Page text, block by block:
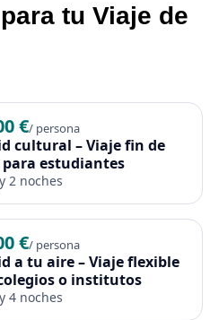
Málaga, Catedral de la
de Gibralfaro, Museo
toda la estancia.
(puede añadirse como
programa.
tu Viaje de
€/ persona
cultural – Viaje fin de
estudiantes
2 noches
€/ persona
a tu aire – Viaje flexible
o institutos
4 noches